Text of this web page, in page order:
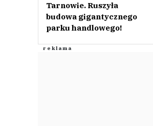
Tarnowie. Ruszyła
budowa gigantycznego
parku handlowego!